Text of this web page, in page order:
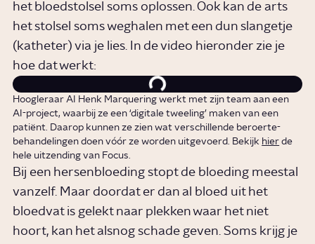
het bloedstolsel soms oplossen. Ook kan de arts
het stolsel soms weghalen met een dun slangetje
(katheter) via je lies. In de video hieronder zie je
hoe dat werkt:
Hoogleraar AI Henk Marquering werkt met zijn team aan een
AI-project, waarbij ze een ‘digitale tweeling’ maken van een
patiënt. Daarop kunnen ze zien wat verschillende beroerte-
behandelingen doen vóór ze worden uitgevoerd. Bekijk hier de
hele uitzending van Focus.
Bij een hersenbloeding stopt de bloeding meestal
vanzelf. Maar doordat er dan al bloed uit het
bloedvat is gelekt naar plekken waar het niet
hoort, kan het alsnog schade geven. Soms krijg je